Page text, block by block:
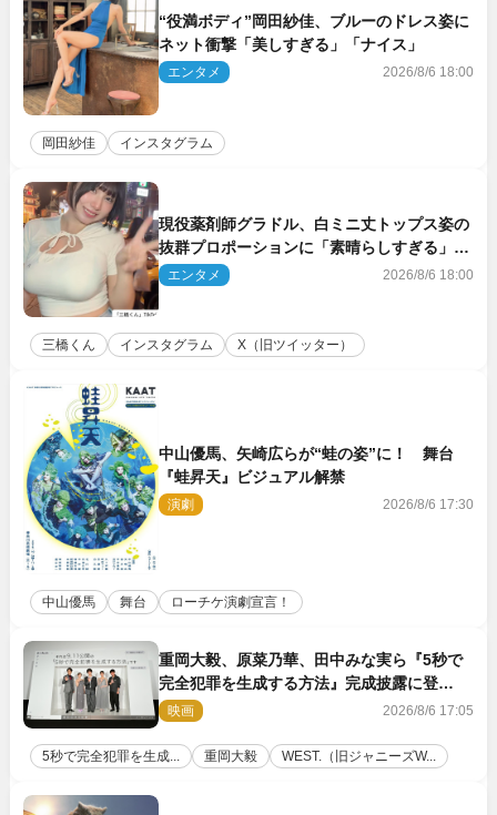
“役満ボディ”岡田紗佳、ブルーのドレス姿に
ネット衝撃「美しすぎる」「ナイス」
エンタメ 2026/8/6 18:00
岡田紗佳 インスタグラム
現役薬剤師グラドル、白ミニ丈トップス姿の
抜群プロポーションに「素晴らしすぎる」
「すっっっご！」とネット絶賛
エンタメ 2026/8/6 18:00
三橋くん インスタグラム X（旧ツイッター）
中山優馬、矢崎広らが“蛙の姿”に！ 舞台
『蛙昇天』ビジュアル解禁
演劇 2026/8/6 17:30
中山優馬 舞台 ローチケ演劇宣言！
重岡大毅、原菜乃華、田中みな実ら『5秒で
完全犯罪を生成する方法』完成披露に登
壇！ それぞれのAI活用術も発表
映画 2026/8/6 17:05
5秒で完全犯罪を生成... 重岡大毅 WEST.（旧ジャニーズW...